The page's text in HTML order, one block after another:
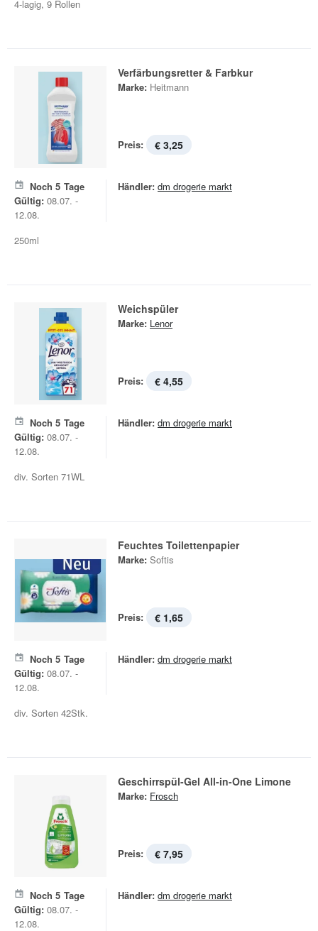
4-lagig, 9 Rollen
Verfärbungsretter & Farbkur
Marke: Heitmann
Preis: € 3,25
Noch 5 Tage
Gültig: 08.07. -
12.08.
Händler: dm drogerie markt
250ml
Weichspüler
Marke: Lenor
Preis: € 4,55
Noch 5 Tage
Gültig: 08.07. -
12.08.
Händler: dm drogerie markt
div. Sorten 71WL
Feuchtes Toilettenpapier
Marke: Softis
Preis: € 1,65
Noch 5 Tage
Gültig: 08.07. -
12.08.
Händler: dm drogerie markt
div. Sorten 42Stk.
Geschirrspül-Gel All-in-One Limone
Marke: Frosch
Preis: € 7,95
Noch 5 Tage
Gültig: 08.07. -
12.08.
Händler: dm drogerie markt